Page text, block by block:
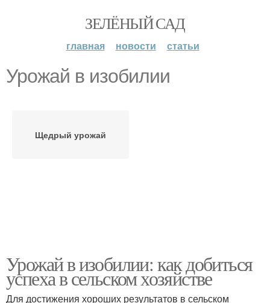
ЗЕЛЁНЫЙ САД
главная новости статьи
Урожай в изобилии
Щедрый урожай
Урожай в изобилии: как добиться
успеха в сельском хозяйстве
Для достижения хороших результатов в сельском